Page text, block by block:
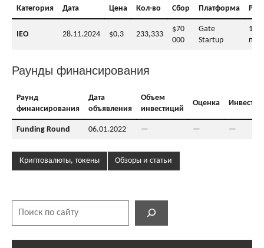
Категория Дата Цена Кол-во Сбор Платформа
IEO 28.11.2024 $0,3 233,333
$70
000
Gate
Startup
Раунды финансирования
Раунд
финансирования
Дата
объявления
Объем
инвестиций
Оценка
Funding Round 06.01.2022 — — —
Криптовалюты, токены Обзоры и статьи